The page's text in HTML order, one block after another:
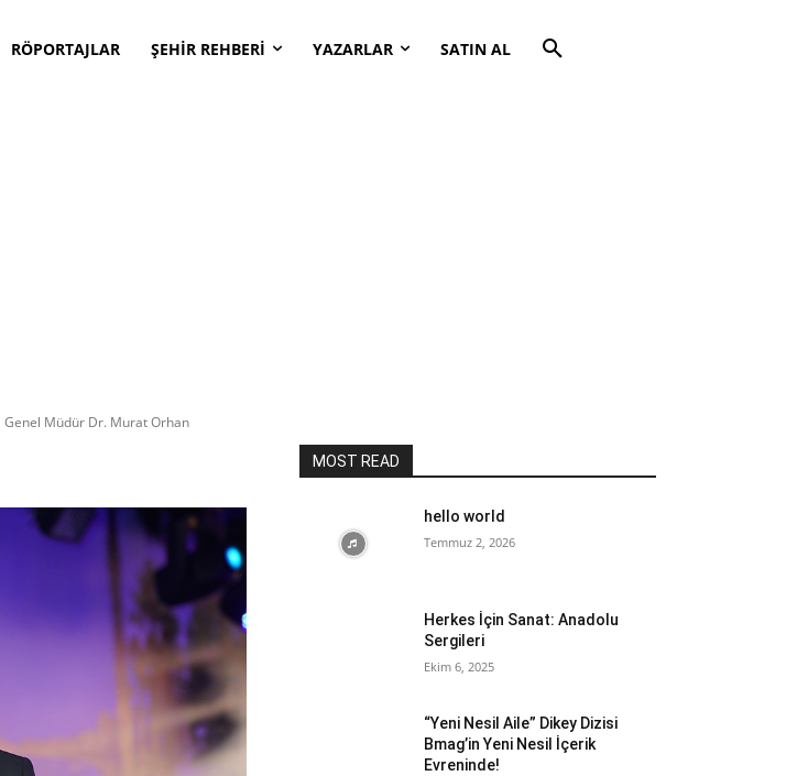
RÖPORTAJLAR ŞEHİR REHBERİ YAZARLAR SATIN AL
Genel Müdür Dr. Murat Orhan
MOST READ
hello world
Temmuz 2, 2026
Herkes İçin Sanat: Anadolu
Sergileri
Ekim 6, 2025
“Yeni Nesil Aile” Dikey Dizisi
Bmag’in Yeni Nesil İçerik
Evreninde!